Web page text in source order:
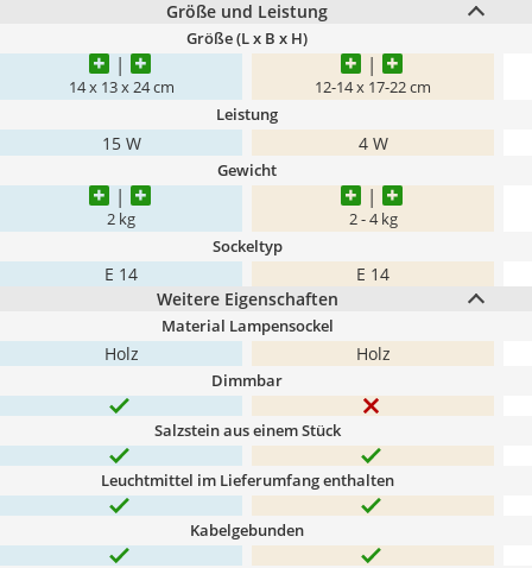
Größe und Leistung
Größe (L x B x H)
14 x 13 x 24 cm 12-14 x 17-22 cm
Leistung
15 W 4 W
Gewicht
2 kg 2 - 4 kg
Sockeltyp
E 14
E 14
Weitere Eigenschaften
Material Lampensockel
Holz Holz
Dimmbar
Salzstein aus einem Stück
Leuchtmittel im Lieferumfang enthalten
Kabelgebunden